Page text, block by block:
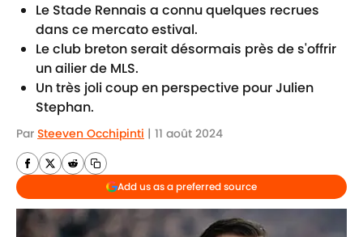
Le Stade Rennais a connu quelques recrues
dans ce mercato estival.
Le club breton serait désormais près de s'offrir
un ailier de MLS.
Un très joli coup en perspective pour Julien
Stephan.
Par Steeven Occhipinti | 11 août 2024
Add us as a preferred source